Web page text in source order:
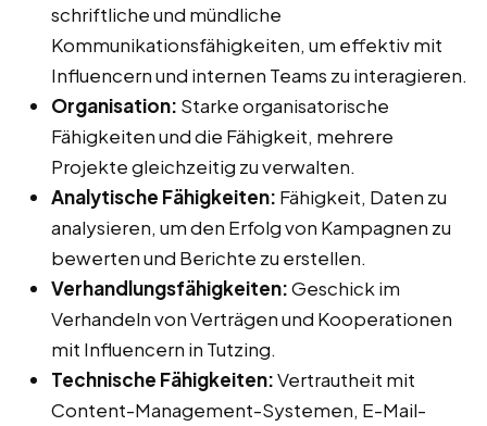
schriftliche und mündliche
Kommunikationsfähigkeiten, um effektiv mit
Influencern und internen Teams zu interagieren.
Organisation: Starke organisatorische
Fähigkeiten und die Fähigkeit, mehrere
Projekte gleichzeitig zu verwalten.
Analytische Fähigkeiten: Fähigkeit, Daten zu
analysieren, um den Erfolg von Kampagnen zu
bewerten und Berichte zu erstellen.
Verhandlungsfähigkeiten:Geschick im
Verhandeln von Verträgen und Kooperationen
mit Influencern in Tutzing.
Technische Fähigkeiten:Vertrautheit mit
Content-Management-Systemen, E-Mail-